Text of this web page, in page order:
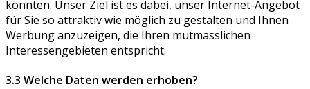
könnten. Unser Ziel ist es dabei, unser Internet-Angebot
für Sie so attraktiv wie möglich zu gestalten und Ihnen
Werbung anzuzeigen, die Ihren mutmasslichen
Interessengebieten entspricht.
3.3 Welche Daten werden erhoben?